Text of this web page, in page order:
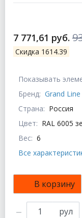
7 771,61 руб.
Скидка 1614.39
Показывать
Бренд: Grand Line
Страна: Россия
Цвет: RAL 6005
Вес: 6
Все
В корзину
рул